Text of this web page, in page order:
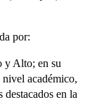
por:
y Alto; en su
académico,
destacados en la